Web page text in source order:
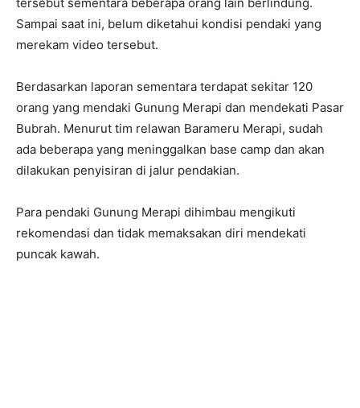
Sampai saat ini, belum diketahui kondisi pendaki yang
merekam video tersebut.
Berdasarkan laporan sementara terdapat sekitar 120
orang yang mendaki Gunung Merapi dan mendekati Pasar
Bubrah. Menurut tim relawan Barameru Merapi, sudah
ada beberapa yang meninggalkan base camp dan akan
dilakukan penyisiran di jalur pendakian.
Para pendaki Gunung Merapi dihimbau mengikuti
rekomendasi dan tidak memaksakan diri mendekati
puncak kawah.